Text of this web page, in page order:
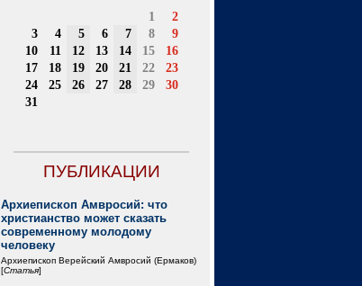
1
2
3
4 5 6 7 8
9
10
11 12 13 14 15
16
17
18 19 20 21 22
23
24
25 26 27 28 29
30
31
ПУБЛИКАЦИИ
Архиепископ Амвросий: что
христианство может сказать
современному молодому
человеку
Архиепископ Верейский Амвросий (Ермаков)
[Статья]